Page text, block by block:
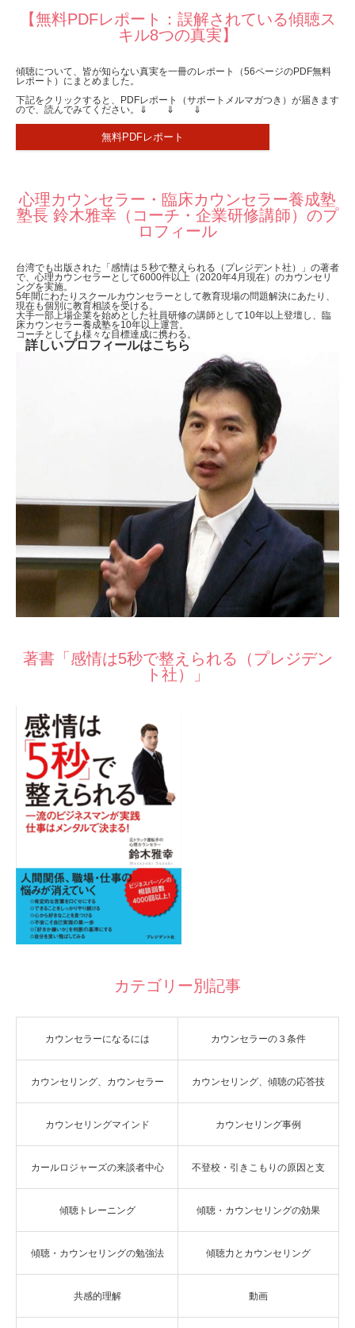
【無料PDFレポート：誤解されている傾聴ス
キル8つの真実】
傾聴について、皆が知らない真実を一冊のレポート（56ページのPDF無料
レポート）にまとめました。
下記をクリックすると、PDFレポート（サポートメルマガつき）が届きます
ので、読んでみてください。⇓ ⇓ ⇓
無料PDFレポート
心理カウンセラー・臨床カウンセラー養成塾
塾長 鈴木雅幸（コーチ・企業研修講師）のプ
ロフィール
台湾でも出版された「感情は５秒で整えられる（プレジデント社）」の著者
で、心理カウンセラーとして6000件以上（2020年4月現在）のカウンセリ
ングを実施。
5年間にわたりスクールカウンセラーとして教育現場の問題解決にあたり、
現在も個別に教育相談を受ける。
大手一部上場企業を始めとした社員研修の講師として10年以上登壇し、臨
床カウンセラー養成塾を10年以上運営。
コーチとしても様々な目標達成に携わる。
詳しいプロフィールはこちら
著書「感情は5秒で整えられる（プレジデン
ト社）」
カテゴリー別記事
カウンセラーになるには カウンセラーの３条件
カウンセリング、カウンセラー
の自己一致
カウンセリング、傾聴の応答技
法
カウンセリングマインド カウンセリング事例
カールロジャーズの来談者中心
療法
不登校・引きこもりの原因と支
援
傾聴トレーニング 傾聴・カウンセリングの効果
傾聴・カウンセリングの勉強法 傾聴力とカウンセリング
共感的理解 動画